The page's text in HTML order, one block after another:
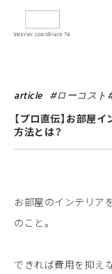
HOME
サービスと料金
戸建住宅
マンション・アパー
ブログ・実績一覧
よくある質問
お問い合わせ
article #ローコスト
【プロ直伝】お部屋
方法とは？
お部屋のインテリア
のこと。
できれば費用を抑え